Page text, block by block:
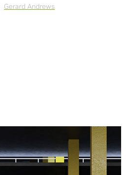
Gerard Andrews